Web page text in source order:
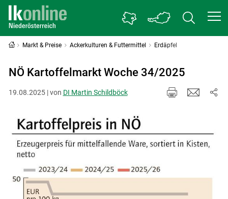
Markt & Preise Ackerkulturen & Futtermittel Erdäpfel
NÖ Kartoffelmarkt Woche 34/2025
19.08.2025 | von DI Martin Schildböck